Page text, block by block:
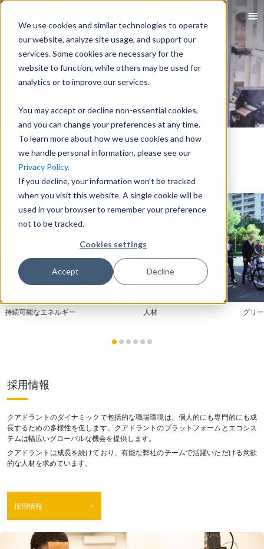
We use cookies and similar technologies to operate
our website, analyze site usage, and support our
services. Some cookies are necessary for the
website to function, while others may be used for
analytics or to improve our services.
You may accept or decline non-essential cookies,
and you can change your preferences at any time.
To learn more about how we use cookies and how
we handle personal information, please see our
Privacy Policy.
If you decline, your information won’t be tracked
when you visit this website. A single cookie will be
used in your browser to remember your preference
not to be tracked.
Cookies settings
Accept Decline
クアドラントで働くとは
持続可能なエネルギー 人材 グリ
採用情報
クアドラントのダイナミックで包括的な職場環境は、個人的にも専門的にも成
長するための多様性を促します。クアドラントのプラットフォームとエコシス
テムは幅広いグローバルな機会を提供します。
クアドラントは成長を続けており、有能な弊社のチームで活躍いただける意欲
的な人材を求めています。
採用情報